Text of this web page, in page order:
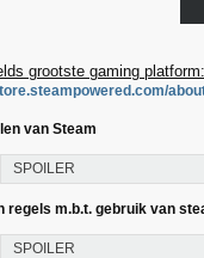
grootste gaming platform:
van Steam
SPOILER
regels m.b.t. gebruik van
SPOILER